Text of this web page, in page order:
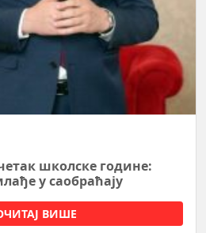
школске године:
у саобраћају
ВИШЕ